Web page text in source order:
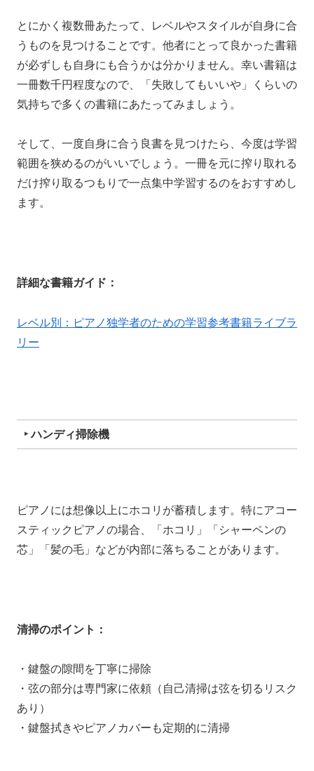
とにかく複数冊あたって、レベルやスタイルが自身に合
うものを見つけることです。他者にとって良かった書籍
が必ずしも自身にも合うかは分かりません。幸い書籍は
一冊数千円程度なので、「失敗してもいいや」くらいの
気持ちで多くの書籍にあたってみましょう。
そして、一度自身に合う良書を見つけたら、今度は学習
範囲を狭めるのがいいでしょう。一冊を元に搾り取れる
だけ搾り取るつもりで一点集中学習するのをおすすめし
ます。
詳細な書籍ガイド：
レベル別：ピアノ独学者のための学習参考書籍ライブラ
リー
‣ ハンディ掃除機
ピアノには想像以上にホコリが蓄積します。特にアコー
スティックピアノの場合、「ホコリ」「シャーペンの
芯」「髪の毛」などが内部に落ちることがあります。
清掃のポイント：
・鍵盤の隙間を丁寧に掃除
・弦の部分は専門家に依頼（自己清掃は弦を切るリスク
あり）
・鍵盤拭きやピアノカバーも定期的に清掃